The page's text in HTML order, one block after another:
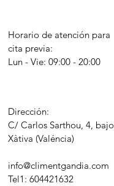
Horario de atención para
cita previa:
Lun - Vie: 09:00 - 20:00
Dirección:
C/ Carlos Sarthou, 4, bajo
​Xàtiva (Valéncia)
info@climentgandia.com
Tel1: 604421632